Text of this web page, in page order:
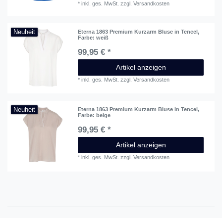
*inkl. ges. MwSt. zzgl.Versandkosten
Neuheit Eterna 1863 Premium Kurzarm Bluse in Tencel,
Farbe: weiß
99,95 € *
Artikel anzeigen
*inkl. ges. MwSt. zzgl.Versandkosten
Neuheit Eterna 1863 Premium Kurzarm Bluse in Tencel,
Farbe: beige
99,95 € *
Artikel anzeigen
*inkl. ges. MwSt. zzgl.Versandkosten